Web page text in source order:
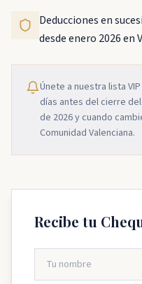
Deducciones en
desde enero 2026 en
Únete a nuestra lista
días antes del cierre
de 2026 y cuando
Comunidad Valenciana.
Recibe tu